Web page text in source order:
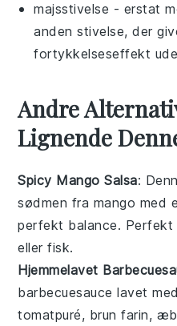
majsstivelse - erstat
anden stivelse, der
fortykkelseseffekt
Andre
Lignende
Spicy Mango Salsa:
sødmen fra mango med
perfekt balance.
ellerfisk.
Hjemmelavet
barbecuesauce lavet
tomatpuré, brun farin,